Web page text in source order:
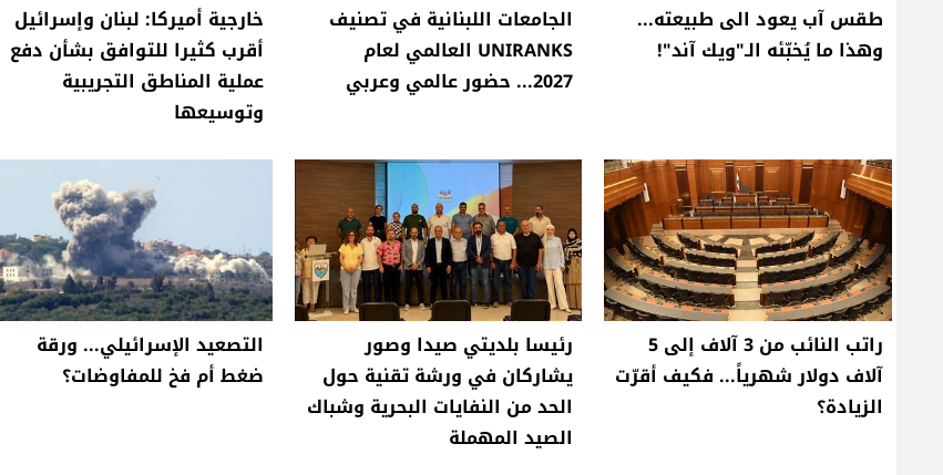
طقس آب يعود الى طبيعته...
وهذا ما يُخبّئه الـ"ويك آند"!
الجامعات اللبنانية في تصنيف
UNIRANKS العالمي لعام
2027... حضور عالمي وعربي
خارجية أميركا: لبنان وإسرائيل
أقرب كثيرا للتوافق بشأن دفع
عملية المناطق التجريبية
وتوسيعها
راتب النائب من 3 آلاف إلى 5
آلاف دولار شهرياً... فكيف أقرّت
الزيادة؟
رئيسا بلديتي صيدا وصور
يشاركان في ورشة تقنية حول
الحد من النفايات البحرية وشباك
الصيد المهملة
التصعيد الإسرائيلي... ورقة
ضغط أم فخ للمفاوضات؟